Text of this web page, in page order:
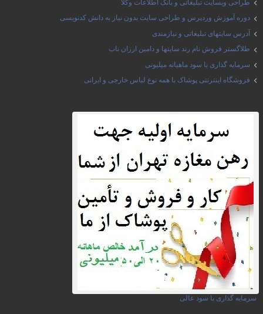
طراحی وبسایت تبلیغاتی و بانک اطلاعات وکلا
دوره آموزش وردپرس و طراحی سایت بدون نیاز به دانش کدنویسی
آدرس سایتهای تبلیغاتی و نیازمندی
طلاگستر فروش نام رند سایتها و دامین ارزان ناب
سرمایه گذاری با سود ماهیانه میلیونی
فروشگاه اینترنتی پوشاک با همه نوع لباس خارجی و ایرانی
سرمایه گذاری با سود عالی